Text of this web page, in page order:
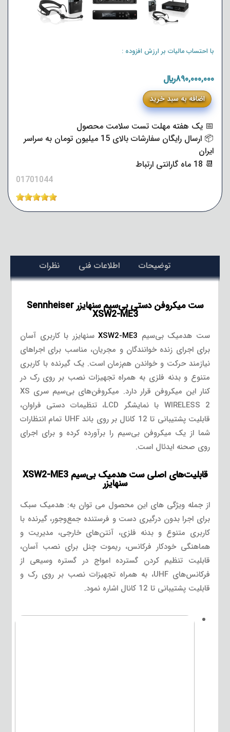
با احتساب مالیات بر ارزش افزوده :
890,000,000﷼
اضافه به سبد خرید
📅 یک هفته مهلت تست سلامت محصول
📦 ارسال رایگان سفارشات بالای 15 میلیون تومان به سراسر
ایران
📆 18 ماه گارانتی ارتباط
01701044
توضیحات اطلاعات فنی نظرات
ست میکروفن دستی بی‌سیم سنهایزر Sennheiser
XSW2-ME3
ست هدمیک بی‌سیم XSW2-ME3سنهایزر با کاربری آسان
برای اجرای زنده خوانندگان و مجریان، مناسب برای اجراهای
نیازمند حرکت و خواندن هم‌زمان است. یک گیرنده با کاربری
متنوع و بدنه فلزی به همراه تجهیزات نصب بر روی رک در
کنار این میکروفن قرار دارد. میکروفن‌های بی‌سیم سری XS
WIRELESS 2 با نمایشگر LCD، تنظیمات دستی فراوان،
قابلیت پشتیبانی تا 12 کانال بر روی باند UHF تمام انتظارات
شما از یک میکروفن بی‌سیم را برآورده کرده و برای اجرای
روی صحنه ایدئال است.
قابلیت‌های اصلی ست هدمیک بی‌سیم XSW2-ME3
سنهایزر
از جمله ویژگی های این محصول می توان به: هدمیک سبک
برای اجرا بدون درگیری دست و فرستنده جمع‌وجور، گیرنده با
کاربری متنوع و بدنه فلزی، آنتن‌های خارجی، مدیریت و
هماهنگی خودکار فرکانس، ریموت چنل برای نصب آسان،
قابلیت تنظیم کردن گسترده امواج در گستره وسیعی از
فرکانس‌های UHF، به همراه تجهیزات نصب بر روی رک و
قابلیت پشتیبانی تا 12 کانال اشاره نمود.